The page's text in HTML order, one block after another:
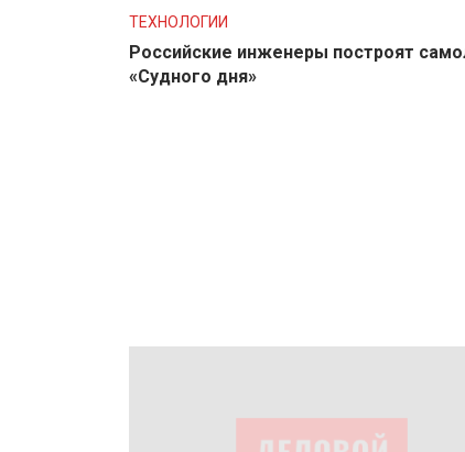
ТЕХНОЛОГИИ
Российские инженеры построят
«Судного дня»